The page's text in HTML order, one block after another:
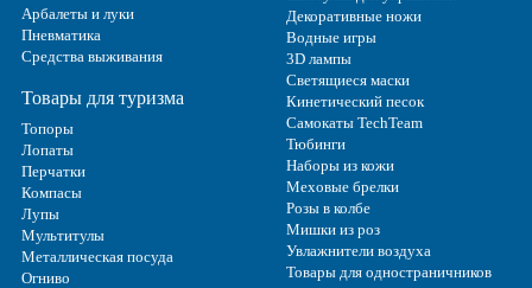
Арбалеты и луки
Пневматика
Средства выживания
Товары для туризма
Топоры
Лопаты
Перчатки
Компасы
Лупы
Мультитулы
Металлическая посуда
Огниво
Декоративные ножи
Водные игры
3D лампы
Светящиеся маски
Кинетический песок
Самокаты TechTeam
Тюбинги
Наборы из кожи
Меховые брелки
Розы в колбе
Мишки из роз
Увлажнители воздуха
Товары для одностраничников